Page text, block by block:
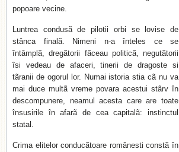
popoare vecine.
Luntrea condusã de pilotii orbi se lovise de
stânca finalã. Nimeni n-a înteles ce se
întâmplã, dregãtorii fãceau politicã, negutãtorii
îsi vedeau de afaceri, tinerii de dragoste si
tãranii de ogorul lor. Numai istoria stia cã nu va
mai duce multã vreme povara acestui stârv în
descompunere, neamul acesta care are toate
însusirile în afarã de cea capitalã: instinctul
statal.
Crima elitelor conducãtoare românesti constã în